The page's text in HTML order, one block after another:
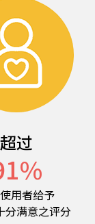
超过
%
用者给予
分满意之评分